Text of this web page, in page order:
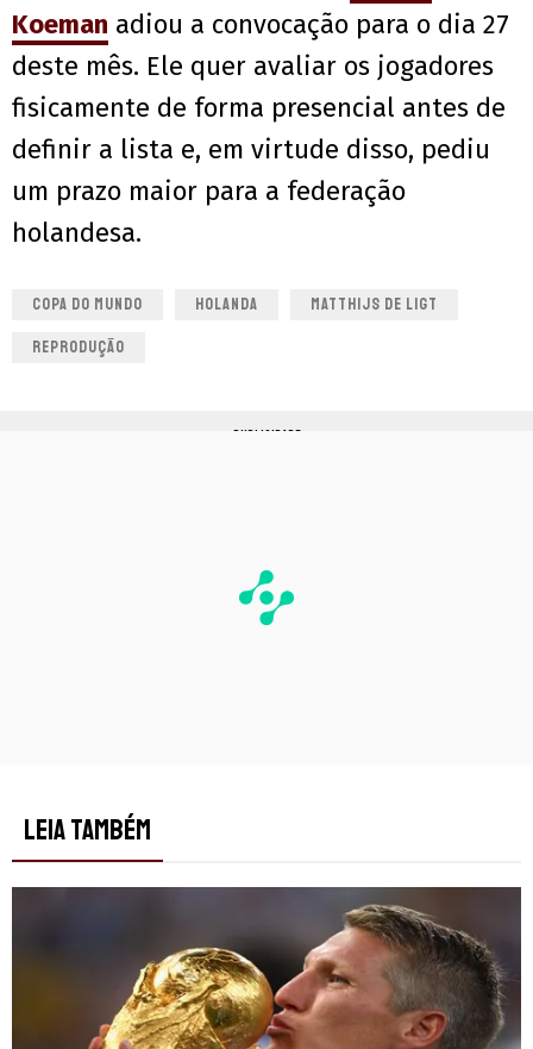
Koeman adiou a convocação para o dia 27
deste mês. Ele quer avaliar os jogadores
fisicamente de forma presencial antes de
definir a lista e, em virtude disso, pediu
um prazo maior para a federação
holandesa.
COPA DO MUNDO HOLANDA MATTHIJS DE LIGT
REPRODUÇÃO
PUBLICIDADE
LEIA TAMBÉM